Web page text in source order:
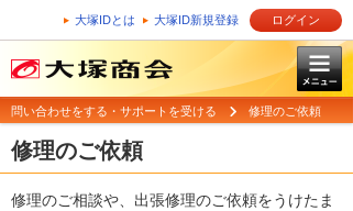
大塚IDとは 大塚ID新規登録 ログイン
問い合わせをする・サポートを受ける 修理のご依頼
修理のご依頼
修理のご相談や、出張修理のご依頼をうけたま